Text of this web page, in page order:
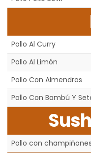
Pollo Al Curry
Pollo Al Limón
Pollo Con Almendras
Pollo Con Bambú Y
Pollo con champiñones